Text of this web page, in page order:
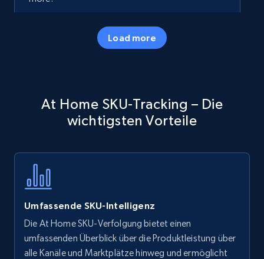
5.7K+ Jetzt anfangen
specific keywords
Title, Seller name, Brand, Description, Initial
Amazon products - find products by using
upc numbers
Load more
At Home SKU-Tracking – Die
wichtigsten Vorteile
Umfassende SKU-Intelligenz
Die At Home SKU-Verfolgung bietet einen
umfassenden Überblick über die Produktleistung über
alle Kanäle und Marktplätze hinweg und ermöglicht